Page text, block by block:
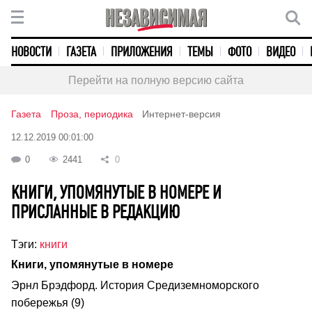
НОВОСТИ ГАЗЕТА ПРИЛОЖЕНИЯ ТЕМЫ ФОТО ВИДЕО
Перейти на полную версию сайта
Газета Проза, периодика Интернет-версия
12.12.2019 00:01:00
0 2441 0
КНИГИ, УПОМЯНУТЫЕ В НОМЕРЕ И
ПРИСЛАННЫЕ В РЕДАКЦИЮ
Тэги: книги
Книги, упомянутые в номере
Эрнл Брэдфорд. История Средиземноморского
побережья (9)